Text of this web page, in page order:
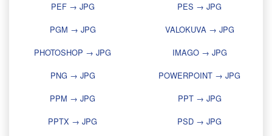
PEF → JPG
PES → JPG
PGM → JPG
VALOKUVA → JPG
PHOTOSHOP → JPG
IMAGO → JPG
PNG → JPG
POWERPOINT → JPG
PPM → JPG
PPT → JPG
PPTX → JPG
PSD → JPG